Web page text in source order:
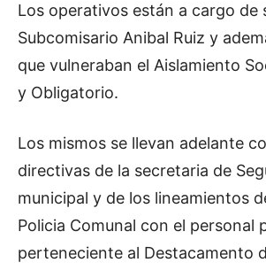
Los operativos están a cargo de
Subcomisario Anibal Ruiz y
que vulneraban el Aislamiento
y Obligatorio.
Los mismos se llevan adelante
directivas de la secretaria de
municipal y de los lineamientos
Policia Comunal con el personal
perteneciente al Destacamento